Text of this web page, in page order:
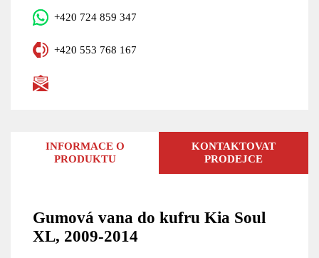
+420 724 859 347
+420 553 768 167
INFORMACE O
PRODUKTU
KONTAKTOVAT
PRODEJCE
Gumová vana do kufru Kia Soul
XL, 2009-2014